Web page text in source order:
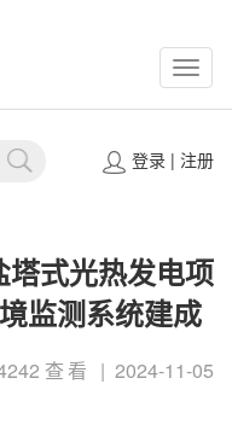
登录| 注册
式光热发电项
监测系统建成
查看 | 2024-11-05